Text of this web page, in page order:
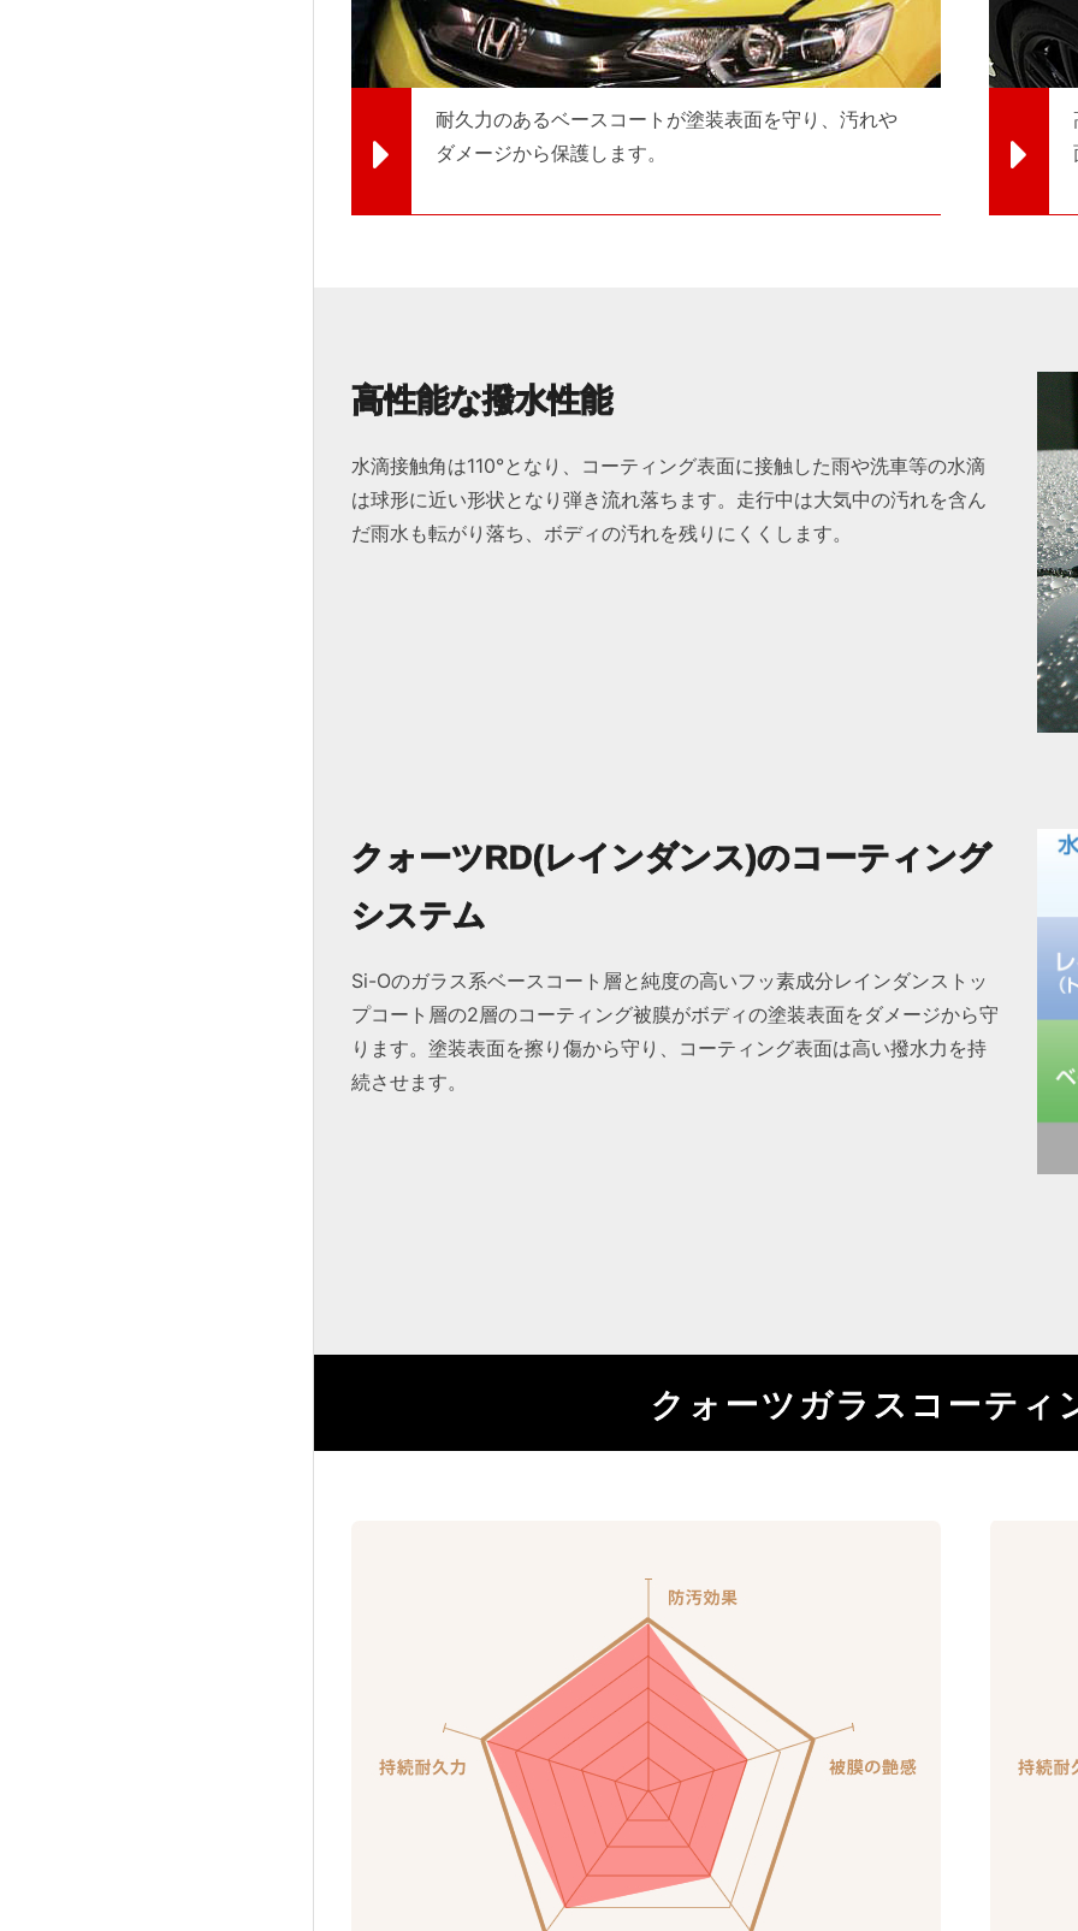
耐久力のあるベースコートが塗装表面を守り、汚れや
ダメージから保護します。
高性能な撥水性能
水滴接触角は110°となり、コーティング表面に接触した雨や洗車等の水滴
は球形に近い形状となり弾き流れ落ちます。走行中は大気中の汚れを含ん
だ雨水も転がり落ち、ボディの汚れを残りにくくします。
クォーツRD(レインダンス)のコーティング
システム
Si-Oのガラス系ベースコート層と純度の高いフッ素成分レインダンストッ
プコート層の2層のコーティング被膜がボディの塗装表面をダメージから守
ります。塗装表面を擦り傷から守り、コーティング表面は高い撥水力を持
続させます。
クォーツガラスコーティ